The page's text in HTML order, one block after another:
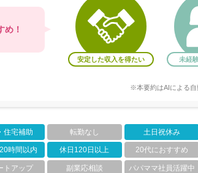
め！
安定した収入を得たい 未経
※本要約はAIによる自
住宅補助 転勤なし 土日祝休み
時間以内 休日120日以上 20代におすすめ
トアップ 副業応相談 パパママ社員活躍中